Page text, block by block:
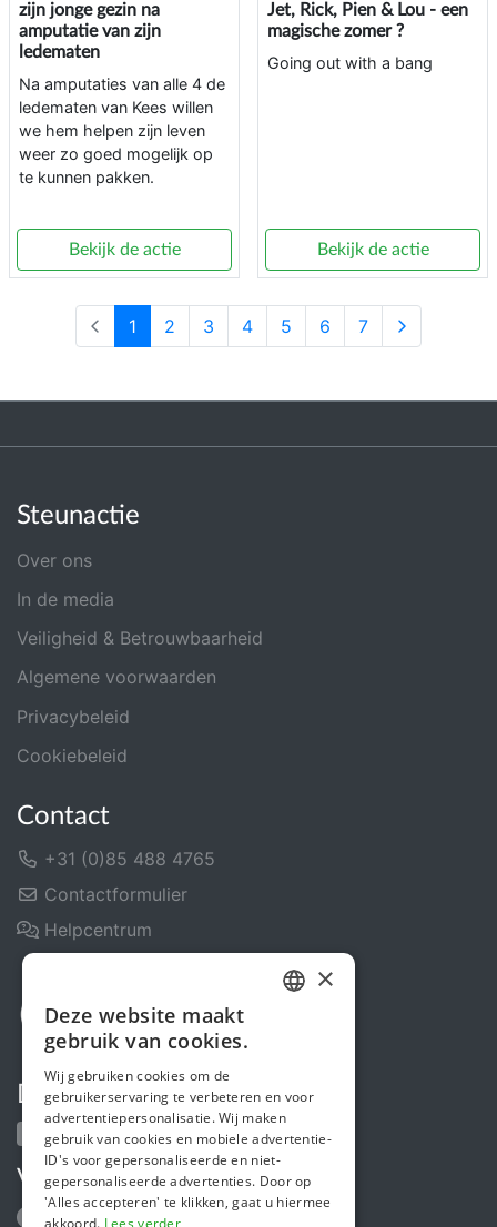
zijn jonge gezin na
amputatie van zijn
ledematen
Na amputaties van alle 4 de
ledematen van Kees willen
we hem helpen zijn leven
weer zo goed mogelijk op
te kunnen pakken.
Bekijk de actie
Jet, Rick, Pien & Lou - een
magische zomer ?
Going out with a bang
Bekijk de actie
1 2 3 4 5 6 7
Steunactie
Over ons
In de media
Veiligheid & Betrouwbaarheid
Algemene voorwaarden
Privacybeleid
Cookiebeleid
Contact
+31 (0)85 488 4765
Contactformulier
Helpcentrum
Deel ons
Volg ons
ENGLISH
×
Deze website maakt
gebruik van cookies.
Wij gebruiken cookies om de
gebruikerservaring te verbeteren en voor
advertentiepersonalisatie. Wij maken
gebruik van cookies en mobiele advertentie-
ID's voor gepersonaliseerde en niet-
gepersonaliseerde advertenties. Door op
'Alles accepteren' te klikken, gaat u hiermee
akkoord. Lees verder